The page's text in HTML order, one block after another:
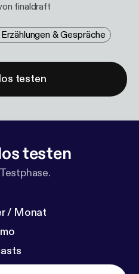
finaldraft
& Gespräche
testen
testen
/ Monat